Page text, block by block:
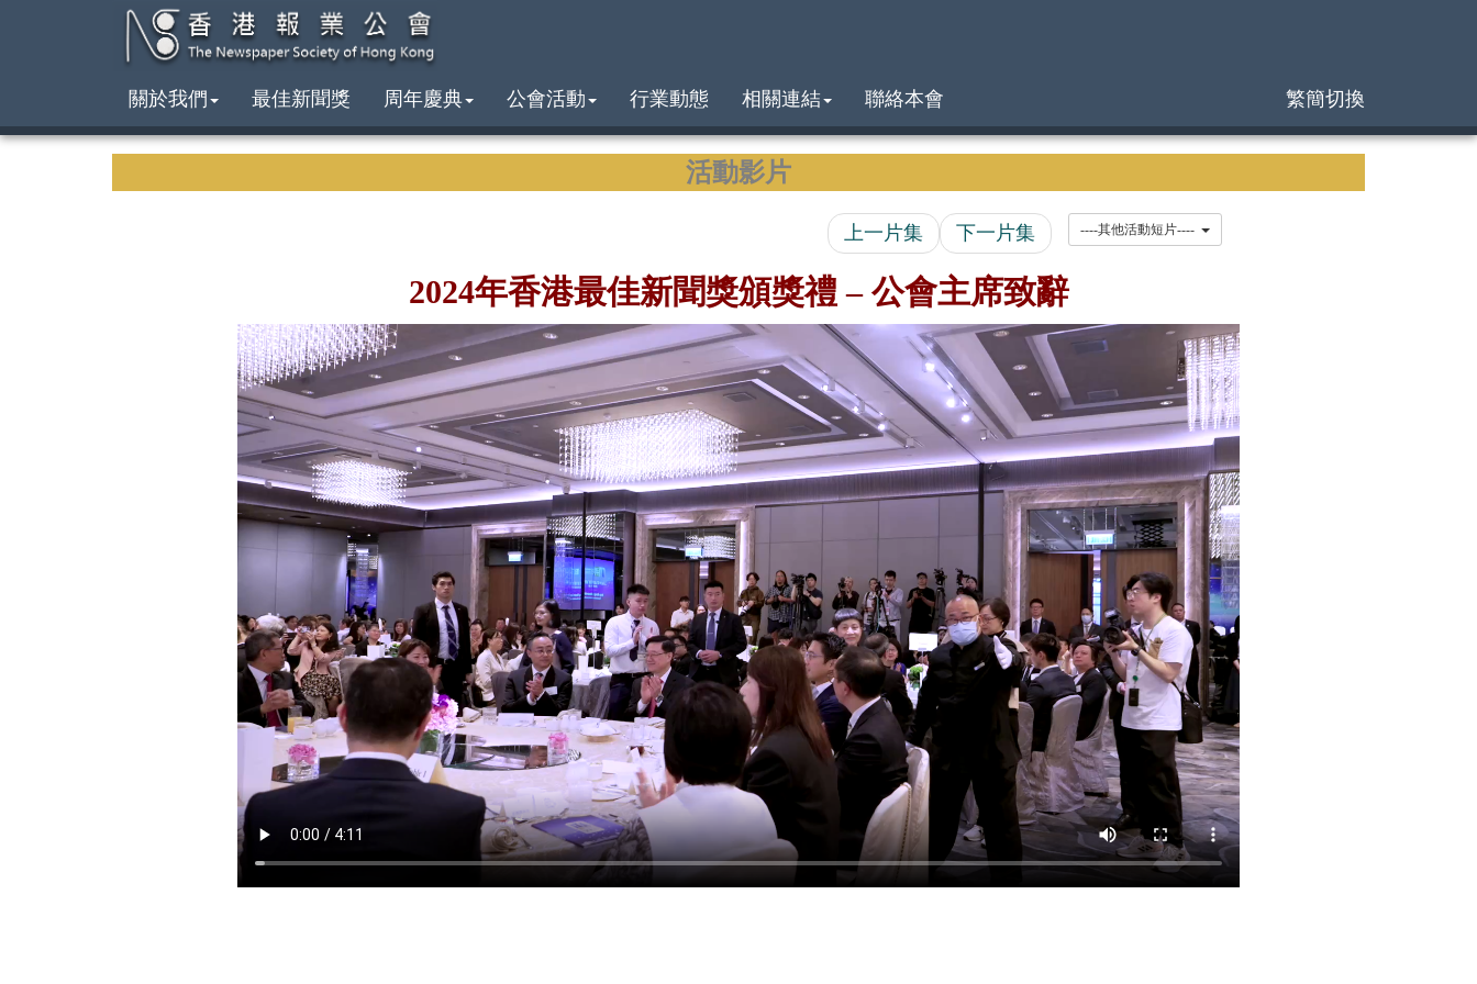
關於我們 最佳新聞獎 周年慶典 公會活動 行業動態 相關連結 聯絡本會 繁簡切換
活動影片
上一片集 下一片集
2024年香港最佳新聞獎頒獎禮 – 公會主席致辭